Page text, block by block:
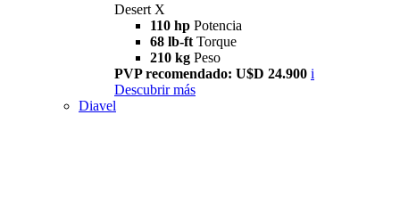
Desert X
110 hp Potencia
68 lb-ft Torque
210 kg Peso
PVP recomendado: U$D 24.900 i
Descubrir más
Diavel